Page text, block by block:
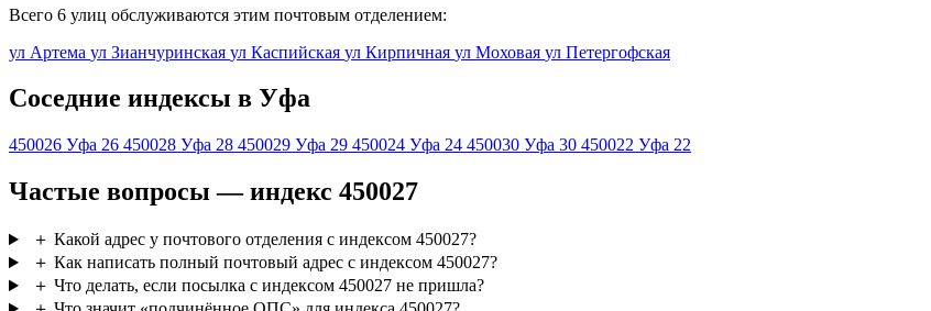
Всего 6 улиц обслуживаются этим почтовым отделением:
ул Артема ул Зианчуринская ул Каспийская ул Кирпичная ул Моховая ул Петергофская
Соседние индексы в Уфа
450026 Уфа 26 450028 Уфа 28 450029 Уфа 29 450024 Уфа 24 450030 Уфа 30 450022 Уфа 22
Частые вопросы — индекс 450027
＋ Какой адрес у почтового отделения с индексом 450027?
＋ Как написать полный почтовый адрес с индексом 450027?
＋ Что делать, если посылка с индексом 450027 не пришла?